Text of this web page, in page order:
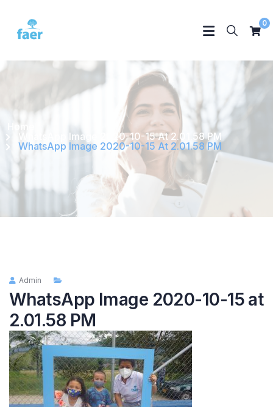
0
Home
WhatsApp Image 2020-10-15 At 2.01.58 PM
WhatsApp Image 2020-10-15 At 2.01.58 PM
Admin
WhatsApp Image 2020-10-15 at
2.01.58 PM